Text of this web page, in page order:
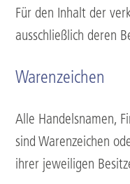
Für den Inhalt der
ausschließlich deren
Warenzeichen
Alle Handelsnamen,
sind Warenzeichen
ihrer jeweiligen